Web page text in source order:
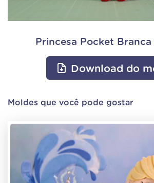
Princesa Pocket
Download do
Moldes que você pode gostar